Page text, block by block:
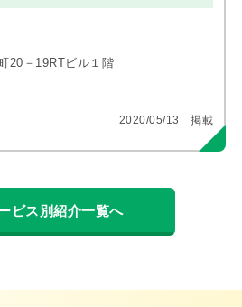
20－19RTビル１階
2020/05/13 掲載
ビス別紹介一覧へ